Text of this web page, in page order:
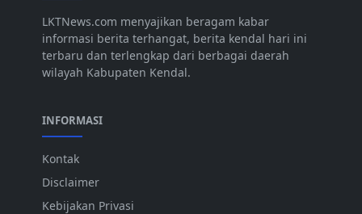
LKTNews.com menyajikan beragam kabar
informasi berita terhangat, berita kendal hari ini
terbaru dan terlengkap dari berbagai daerah
wilayah Kabupaten Kendal.
INFORMASI
Kontak
Disclaimer
Kebijakan Privasi